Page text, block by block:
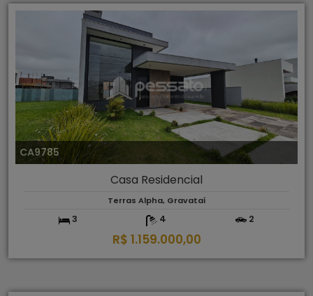
CA9785
Casa Residencial
Terras Alpha, Gravataí
3 4 2
R$ 1.159.000,00